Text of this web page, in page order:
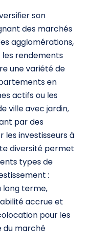
son
des marchés
agglomérations,
rendements
une variété de
en
actifs ou les
ville avec jardin,
par des
investisseurs à
diversité permet
types de
:
long terme,
accrue et
pour les
du marché